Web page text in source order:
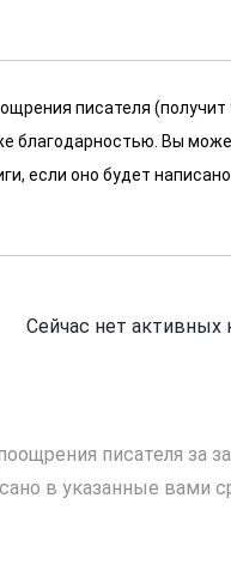
писателя
благодарностью. Вы
если оно будет
Сейчас нет активных
писателя за
в указанные вами